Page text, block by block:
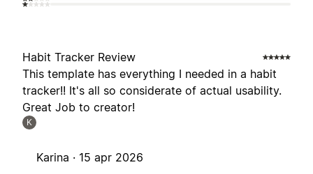
Habit Tracker Review
This template has everything I needed in a habit
tracker!! It's all so considerate of actual usability.
Great Job to creator!
K
Karina · 15 apr 2026